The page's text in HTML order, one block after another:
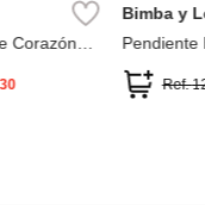
Corazón
Bimba y
Pendiente
Ref.